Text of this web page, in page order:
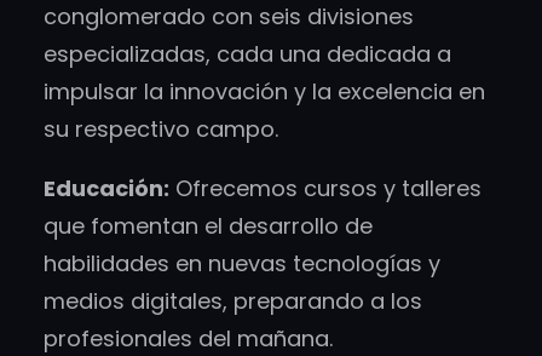
conglomerado con seis divisiones
especializadas, cada una dedicada a
impulsar la innovación y la excelencia en
su respectivo campo.
Educación: Ofrecemos cursos y talleres
que fomentan el desarrollo de
habilidades en nuevas tecnologías y
medios digitales, preparando a los
profesionales del mañana.